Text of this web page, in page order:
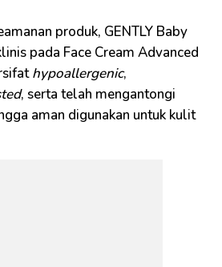
produk, GENTLY Baby
pada Face Cream Advanced
hypoallergenic,
, serta telah mengantongi
aman digunakan untuk kulit